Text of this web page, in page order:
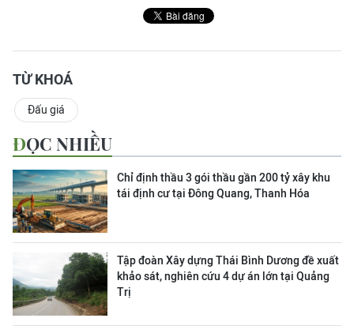
TỪ KHOÁ
Đấu giá
ĐỌC NHIỀU
Chỉ định thầu 3 gói thầu gần 200 tỷ xây khu
tái định cư tại Đông Quang, Thanh Hóa
Tập đoàn Xây dựng Thái Bình Dương đề xuất
khảo sát, nghiên cứu 4 dự án lớn tại Quảng
Trị